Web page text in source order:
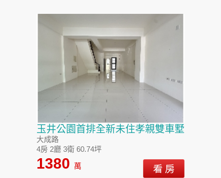
玉井公園首排全新未住孝親雙車墅
大成路
4房 2廳 3衛 60.74坪
1380 萬